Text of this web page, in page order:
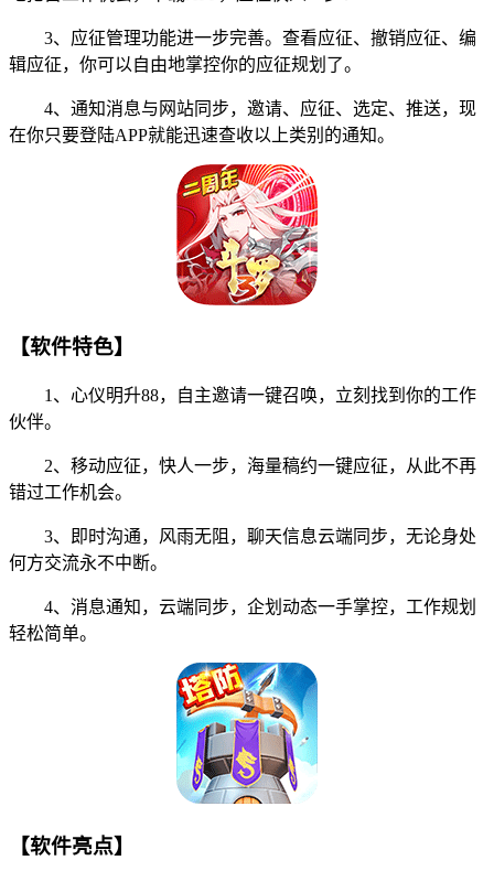
3、应征管理功能进一步完善。查看应征、撤销应征、编
辑应征，你可以自由地掌控你的应征规划了。
4、通知消息与网站同步，邀请、应征、选定、推送，现
在你只要登陆APP就能迅速查收以上类别的通知。
【软件特色】
1、心仪明升88，自主邀请一键召唤，立刻找到你的工作
伙伴。
2、移动应征，快人一步，海量稿约一键应征，从此不再
错过工作机会。
3、即时沟通，风雨无阻，聊天信息云端同步，无论身处
何方交流永不中断。
4、消息通知，云端同步，企划动态一手掌控，工作规划
轻松简单。
【软件亮点】